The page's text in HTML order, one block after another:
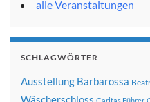
alle Veranstaltungen
SCHLAGWÖRTER
Ausstellung Barbarossa